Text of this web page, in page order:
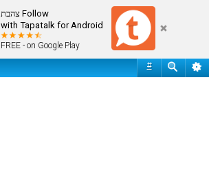
Follow צהבת
with Tapatalk for Android
FREE - on Google Play
#
פורום אוהדים